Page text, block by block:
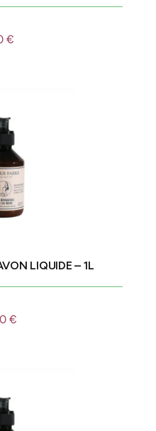
€
LIQUIDE – 1L
€